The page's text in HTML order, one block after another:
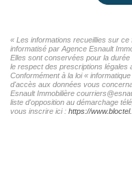
« Les informations recueillies sur
informatisé par Agence Esnault
Elles sont conservées pour la
le respect des prescriptions légales
Conformément à la loi «
d'accès aux données vous
Esnault Immobilière
liste d'opposition au démarchage
vous inscrire ici : https://